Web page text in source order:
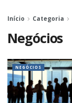
Início Categoria
Negócios
NEGÓCIOS